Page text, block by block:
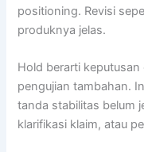
positioning. Revisi
produknya jelas.
Hold berarti
pengujian tambahan.
tanda stabilitas belum
klarifikasi klaim, atau